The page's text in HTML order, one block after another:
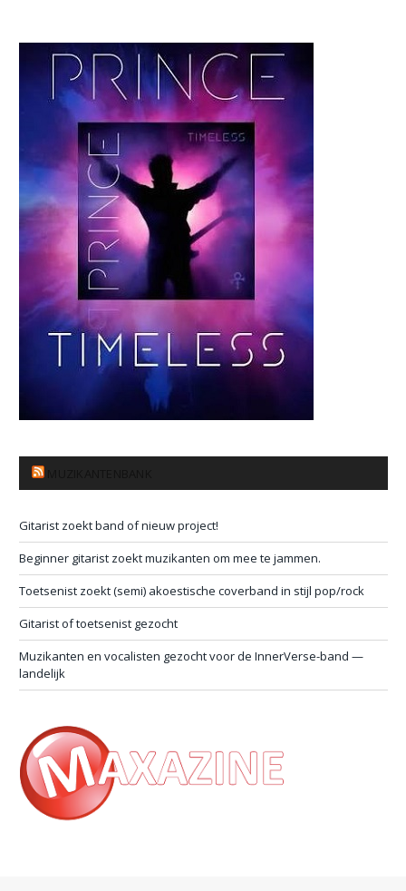
Gitarist zoekt band of nieuw project!
Beginner gitarist zoekt muzikanten om mee te jammen.
Toetsenist zoekt (semi) akoestische coverband in stijl pop/rock
Gitarist of toetsenist gezocht
Muzikanten en vocalisten gezocht voor de InnerVerse-band —
landelijk